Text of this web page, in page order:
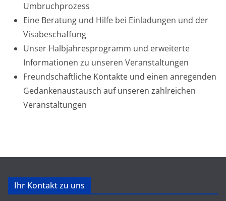
Umbruchprozess
Eine Beratung und Hilfe bei Einladungen und der
Visabeschaffung
Unser Halbjahresprogramm und erweiterte
Informationen zu unseren Veranstaltungen
Freundschaftliche Kontakte und einen anregenden
Gedankenaustausch auf unseren zahlreichen
Veranstaltungen
Ihr Kontakt zu uns